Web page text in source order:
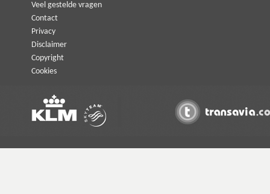
Veel gestelde vragen
Contact
Privacy
Disclaimer
Copyright
Cookies